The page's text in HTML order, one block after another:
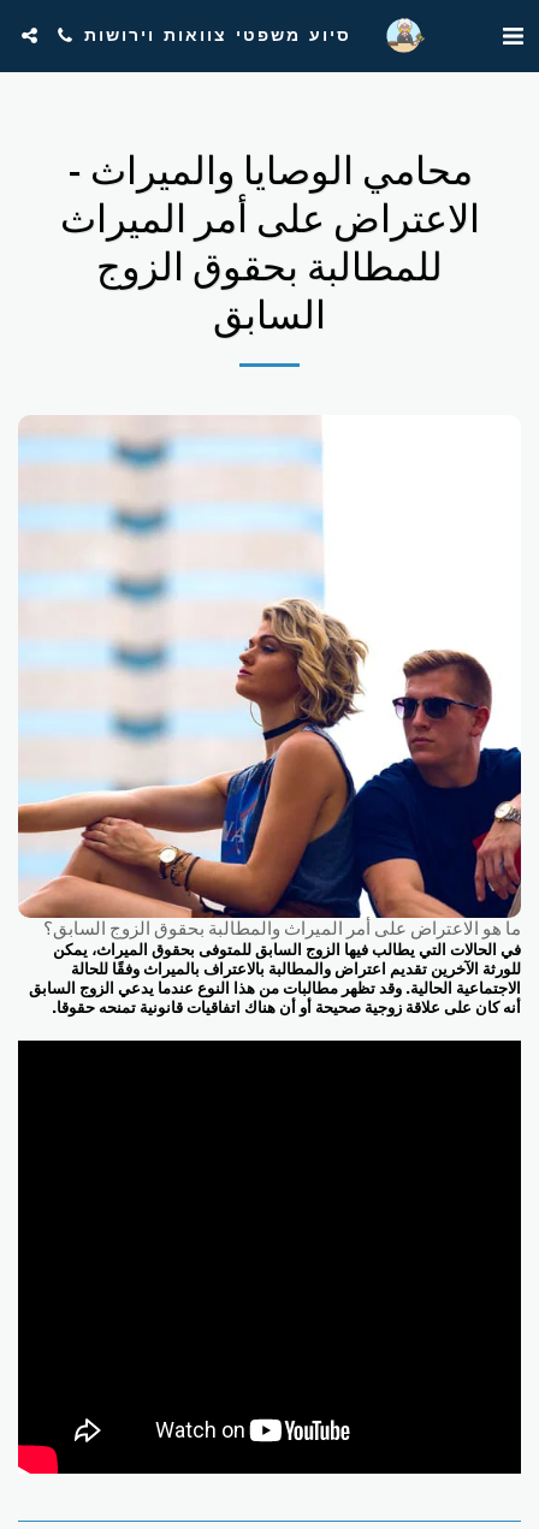
סיוע משפטי צוואות וירושות
محامي الوصايا والميراث -
الاعتراض على أمر الميراث
للمطالبة بحقوق الزوج
السابق
ما هو الاعتراض على أمر الميراث والمطالبة بحقوق الزوج السابق؟
في الحالات التي يطالب فيها الزوج السابق للمتوفى بحقوق الميراث، يمكن
للورثة الآخرين تقديم اعتراض والمطالبة بالاعتراف بالميراث وفقًا للحالة
الاجتماعية الحالية. وقد تظهر مطالبات من هذا النوع عندما يدعي الزوج السابق
أنه كان على علاقة زوجية صحيحة أو أن هناك اتفاقيات قانونية تمنحه حقوقا.